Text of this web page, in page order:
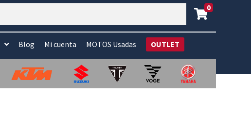
0
Blog Mi cuenta MOTOS Usadas OUTLET